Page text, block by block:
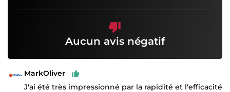
Aucun avis négatif
MarkOliver
J'ai été très impressionné par la rapidité et l'efficacité